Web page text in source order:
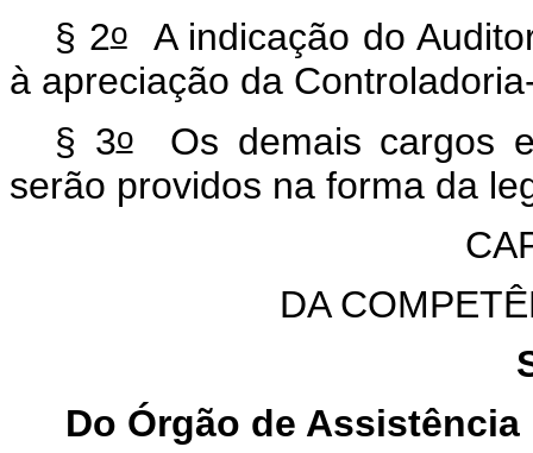
§ 2oA indicação do
à apreciação da
§ 3oOs demais cargos
serão providos na forma da
DA
Do Órgão de